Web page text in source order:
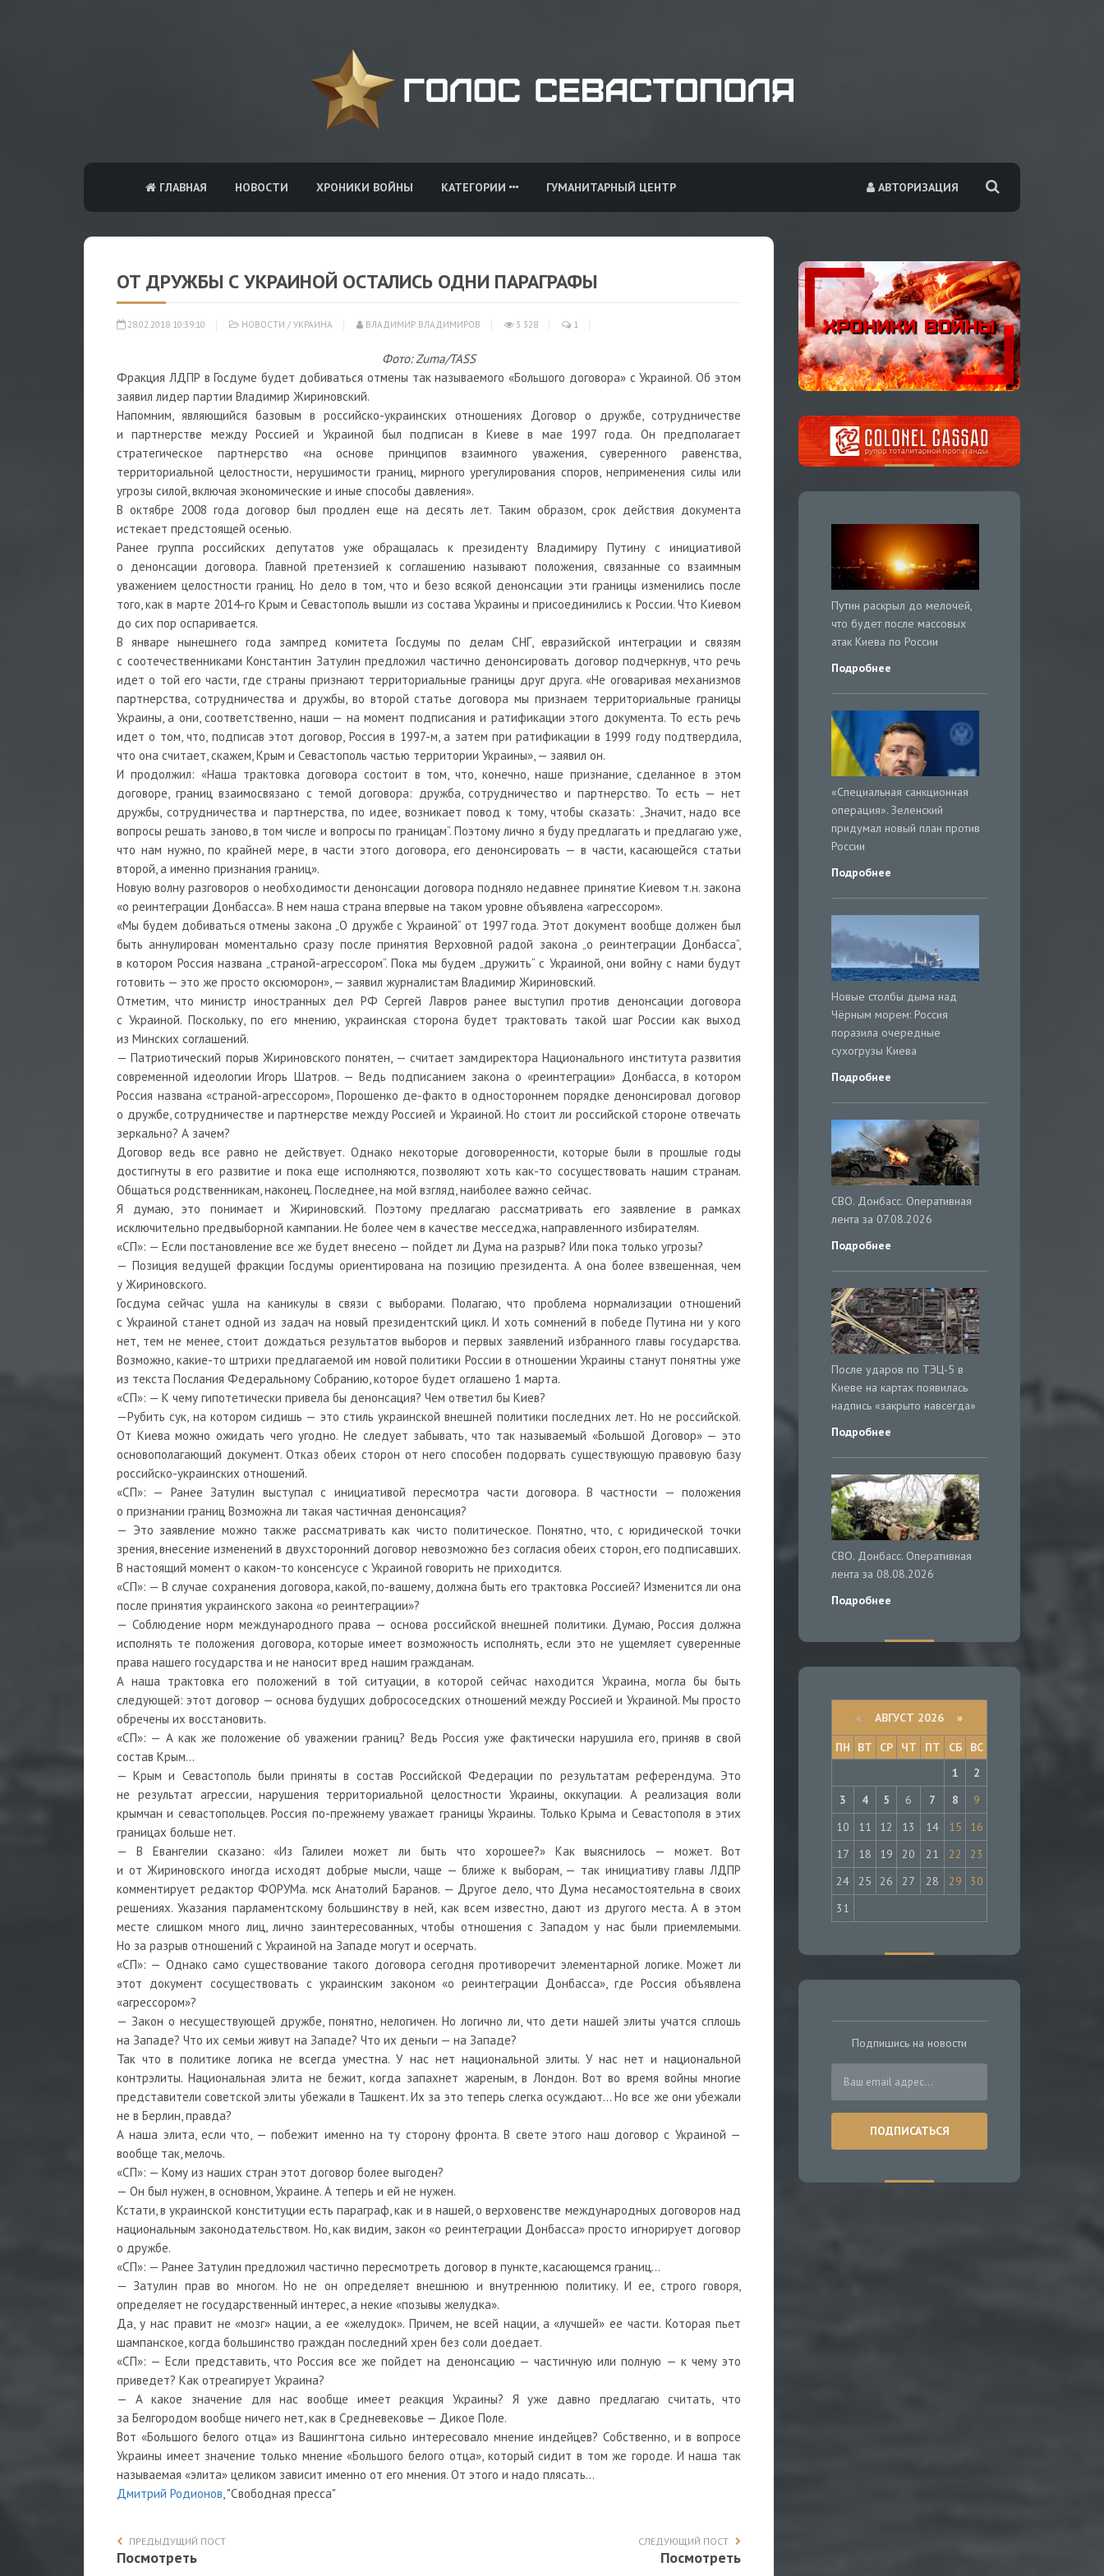
АВТОРИЗАЦИЯ
ГЛАВНАЯ НОВОСТИ ХРОНИКИ ВОЙНЫ КАТЕГОРИИ ГУМАНИТАРНЫЙ ЦЕНТР
ОТ ДРУЖБЫ С УКРАИНОЙ ОСТАЛИСЬ ОДНИ ПАРАГРАФЫ
28.02.2018 10:39:10 НОВОСТИ / УКРАИНА ВЛАДИМИР ВЛАДИМИРОВ 3 328 1
Фото: Zuma/TASS
Фракция ЛДПР в Госдуме будет добиваться отмены так называемого «Большого договора» с Украиной. Об этом
заявил лидер партии Владимир Жириновский.
Напомним, являющийся базовым в российско-украинских отношениях Договор о дружбе, сотрудничестве
и партнерстве между Россией и Украиной был подписан в Киеве в мае 1997 года. Он предполагает
стратегическое партнерство «на основе принципов взаимного уважения, суверенного равенства,
территориальной целостности, нерушимости границ, мирного урегулирования споров, неприменения силы или
угрозы силой, включая экономические и иные способы давления».
В октябре 2008 года договор был продлен еще на десять лет. Таким образом, срок действия документа
истекает предстоящей осенью.
Ранее группа российских депутатов уже обращалась к президенту Владимиру Путину с инициативой
о денонсации договора. Главной претензией к соглашению называют положения, связанные со взаимным
уважением целостности границ. Но дело в том, что и безо всякой денонсации эти границы изменились после
того, как в марте 2014-го Крым и Севастополь вышли из состава Украины и присоединились к России. Что Киевом
до сих пор оспаривается.
В январе нынешнего года зампред комитета Госдумы по делам СНГ, евразийской интеграции и связям
с соотечественниками Константин Затулин предложил частично денонсировать договор подчеркнув, что речь
идет о той его части, где страны признают территориальные границы друг друга. «Не оговаривая механизмов
партнерства, сотрудничества и дружбы, во второй статье договора мы признаем территориальные границы
Украины, а они, соответственно, наши — на момент подписания и ратификации этого документа. То есть речь
идет о том, что, подписав этот договор, Россия в 1997-м, а затем при ратификации в 1999 году подтвердила,
что она считает, скажем, Крым и Севастополь частью территории Украины», — заявил он.
И продолжил: «Наша трактовка договора состоит в том, что, конечно, наше признание, сделанное в этом
договоре, границ взаимосвязано с темой договора: дружба, сотрудничество и партнерство. То есть — нет
дружбы, сотрудничества и партнерства, по идее, возникает повод к тому, чтобы сказать: „Значит, надо все
вопросы решать заново, в том числе и вопросы по границам“. Поэтому лично я буду предлагать и предлагаю уже,
что нам нужно, по крайней мере, в части этого договора, его денонсировать — в части, касающейся статьи
второй, а именно признания границ».
Новую волну разговоров о необходимости денонсации договора подняло недавнее принятие Киевом т.н. закона
«о реинтеграции Донбасса». В нем наша страна впервые на таком уровне объявлена «агрессором».
«Мы будем добиваться отмены закона „О дружбе с Украиной“ от 1997 года. Этот документ вообще должен был
быть аннулирован моментально сразу после принятия Верховной радой закона „о реинтеграции Донбасса“,
в котором Россия названа „страной-агрессором“. Пока мы будем „дружить“ с Украиной, они войну с нами будут
готовить — это же просто оксюморон», — заявил журналистам Владимир Жириновский.
Отметим, что министр иностранных дел РФ Сергей Лавров ранее выступил против денонсации договора
с Украиной. Поскольку, по его мнению, украинская сторона будет трактовать такой шаг России как выход
из Минских соглашений.
— Патриотический порыв Жириновского понятен, — считает замдиректора Национального института развития
современной идеологии Игорь Шатров. — Ведь подписанием закона о «реинтеграции» Донбасса, в котором
Россия названа «страной-агрессором», Порошенко де-факто в одностороннем порядке денонсировал договор
о дружбе, сотрудничестве и партнерстве между Россией и Украиной. Но стоит ли российской стороне отвечать
зеркально? А зачем?
Договор ведь все равно не действует. Однако некоторые договоренности, которые были в прошлые годы
достигнуты в его развитие и пока еще исполняются, позволяют хоть как-то сосуществовать нашим странам.
Общаться родственникам, наконец. Последнее, на мой взгляд, наиболее важно сейчас.
Я думаю, это понимает и Жириновский. Поэтому предлагаю рассматривать его заявление в рамках
исключительно предвыборной кампании. Не более чем в качестве месседжа, направленного избирателям.
«СП»: — Если постановление все же будет внесено — пойдет ли Дума на разрыв? Или пока только угрозы?
— Позиция ведущей фракции Госдумы ориентирована на позицию президента. А она более взвешенная, чем
у Жириновского.
Госдума сейчас ушла на каникулы в связи с выборами. Полагаю, что проблема нормализации отношений
с Украиной станет одной из задач на новый президентский цикл. И хоть сомнений в победе Путина ни у кого
нет, тем не менее, стоит дождаться результатов выборов и первых заявлений избранного главы государства.
Возможно, какие-то штрихи предлагаемой им новой политики России в отношении Украины станут понятны уже
из текста Послания Федеральному Собранию, которое будет оглашено 1 марта.
«СП»: — К чему гипотетически привела бы денонсация? Чем ответил бы Киев?
—Рубить сук, на котором сидишь — это стиль украинской внешней политики последних лет. Но не российской.
От Киева можно ожидать чего угодно. Не следует забывать, что так называемый «Большой Договор» — это
основополагающий документ. Отказ обеих сторон от него способен подорвать существующую правовую базу
российско-украинских отношений.
«СП»: — Ранее Затулин выступал с инициативой пересмотра части договора. В частности — положения
о признании границ Возможна ли такая частичная денонсация?
— Это заявление можно также рассматривать как чисто политическое. Понятно, что, с юридической точки
зрения, внесение изменений в двухсторонний договор невозможно без согласия обеих сторон, его подписавших.
В настоящий момент о каком-то консенсусе с Украиной говорить не приходится.
«СП»: — В случае сохранения договора, какой, по-вашему, должна быть его трактовка Россией? Изменится ли она
после принятия украинского закона «о реинтеграции»?
— Соблюдение норм международного права — основа российской внешней политики. Думаю, Россия должна
исполнять те положения договора, которые имеет возможность исполнять, если это не ущемляет суверенные
права нашего государства и не наносит вред нашим гражданам.
А наша трактовка его положений в той ситуации, в которой сейчас находится Украина, могла бы быть
следующей: этот договор — основа будущих добрососедских отношений между Россией и Украиной. Мы просто
обречены их восстановить.
«СП»: — А как же положение об уважении границ? Ведь Россия уже фактически нарушила его, приняв в свой
состав Крым…
— Крым и Севастополь были приняты в состав Российской Федерации по результатам референдума. Это
не результат агрессии, нарушения территориальной целостности Украины, оккупации. А реализация воли
крымчан и севастопольцев. Россия по-прежнему уважает границы Украины. Только Крыма и Севастополя в этих
границах больше нет.
— В Евангелии сказано: «Из Галилеи может ли быть что хорошее?» Как выяснилось — может. Вот
и от Жириновского иногда исходят добрые мысли, чаще — ближе к выборам, — так инициативу главы ЛДПР
комментирует редактор ФОРУМа. мск Анатолий Баранов. — Другое дело, что Дума несамостоятельна в своих
решениях. Указания парламентскому большинству в ней, как всем известно, дают из другого места. А в этом
месте слишком много лиц, лично заинтересованных, чтобы отношения с Западом у нас были приемлемыми.
Но за разрыв отношений с Украиной на Западе могут и осерчать.
«СП»: — Однако само существование такого договора сегодня противоречит элементарной логике. Может ли
этот документ сосуществовать с украинским законом «о реинтеграции Донбасса», где Россия объявлена
«агрессором»?
— Закон о несуществующей дружбе, понятно, нелогичен. Но логично ли, что дети нашей элиты учатся сплошь
на Западе? Что их семьи живут на Западе? Что их деньги — на Западе?
Так что в политике логика не всегда уместна. У нас нет национальной элиты. У нас нет и национальной
контрэлиты. Национальная элита не бежит, когда запахнет жареным, в Лондон. Вот во время войны многие
представители советской элиты убежали в Ташкент. Их за это теперь слегка осуждают… Но все же они убежали
не в Берлин, правда?
А наша элита, если что, — побежит именно на ту сторону фронта. В свете этого наш договор с Украиной —
вообще так, мелочь.
«СП»: — Кому из наших стран этот договор более выгоден?
— Он был нужен, в основном, Украине. А теперь и ей не нужен.
Кстати, в украинской конституции есть параграф, как и в нашей, о верховенстве международных договоров над
национальным законодательством. Но, как видим, закон «о реинтеграции Донбасса» просто игнорирует договор
о дружбе.
«СП»: — Ранее Затулин предложил частично пересмотреть договор в пункте, касающемся границ…
— Затулин прав во многом. Но не он определяет внешнюю и внутреннюю политику. И ее, строго говоря,
определяет не государственный интерес, а некие «позывы желудка».
Да, у нас правит не «мозг» нации, а ее «желудок». Причем, не всей нации, а «лучшей» ее части. Которая пьет
шампанское, когда большинство граждан последний хрен без соли доедает.
«СП»: — Если представить, что Россия все же пойдет на денонсацию — частичную или полную — к чему это
приведет? Как отреагирует Украина?
— А какое значение для нас вообще имеет реакция Украины? Я уже давно предлагаю считать, что
за Белгородом вообще ничего нет, как в Средневековье — Дикое Поле.
Вот «Большого белого отца» из Вашингтона сильно интересовало мнение индейцев? Собственно, и в вопросе
Украины имеет значение только мнение «Большого белого отца», который сидит в том же городе. И наша так
называемая «элита» целиком зависит именно от его мнения. От этого и надо плясать…
Дмитрий Родионов, "Свободная пресса"
ПРЕДЫДУЩИЙ ПОСТ
Посмотреть
СЛЕДУЮЩИЙ ПОСТ
Посмотреть
Путин раскрыл до мелочей,
что будет после массовых
атак Киева по России
Подробнее
«Специальная санкционная
операция». Зеленский
придумал новый план против
России
Подробнее
Новые столбы дыма над
Чёрным морем: Россия
поразила очередные
сухогрузы Киева
Подробнее
СВО. Донбасс. Оперативная
лента за 07.08.2026
Подробнее
После ударов по ТЭЦ-5 в
Киеве на картах появилась
надпись «закрыто навсегда»
Подробнее
СВО. Донбасс. Оперативная
лента за 08.08.2026
Подробнее
« АВГУСТ 2026 »
ПН
ВТ СР ЧТ ПТ СБ
ВС
1
2
3
4 5 6 7 8
9
10
11 12 13 14 15
16
17
18 19 20 21 22
23
24
25 26 27 28 29
30
31
Подпишись на новости